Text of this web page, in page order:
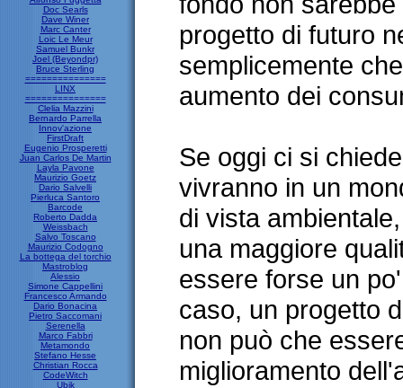
Doc Searls
Dave Winer
Marc Canter
Loic Le Meur
Samuel Bunkr
Joel (Beyondpr)
Bruce Sterling
===============
LINX
===============
Clelia Mazzini
Bernardo Parrella
Innov'azione
FirstDraft
Eugenio Prosperetti
Juan Carlos De Martin
Layla Pavone
Maurizio Goetz
Dario Salvelli
Pierluca Santoro
Barcode
Roberto Dadda
Weissbach
Salvo Toscano
Maurizio Codogno
La bottega del torchio
Mastroblog
Alessio
Simone Cappellini
Francesco Armando
Dario Bonacina
Pietro Saccomani
Serenella
Marco Fabbri
Metamondo
Stefano Hesse
Christian Rocca
CodeWitch
Ubik
progetto di futuro
semplicemente
aumento dei
Se oggi ci si
vivranno in un
di vista
una maggiore
essere forse un
caso, un progetto
non può che
miglioramento